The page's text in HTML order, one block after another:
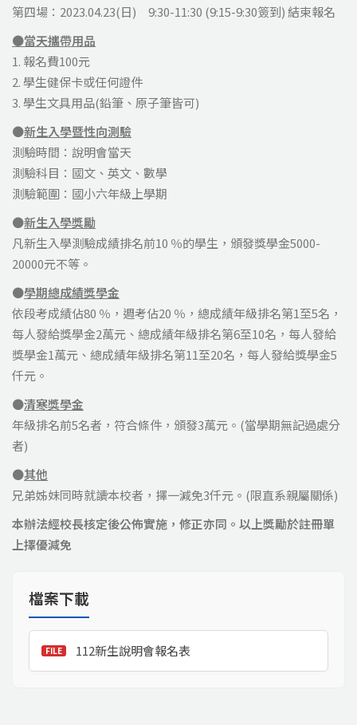
第四場：2023.04.23(日) 9:30-11:30 (9:15-9:30簽到) 結束報名
●當天攜帶用品
1. 報名費100元
2.學生健保卡或任何證件
3.學生文具用品(鉛筆、原子筆皆可)
●新生入學暨性向測驗
測驗時間：說明會當天
測驗科目：國文、英文、數學
測驗範圍：國小六年級上學期
●新生入學獎勵
凡新生入學測驗成績排名前10 ％的學生，頒發獎學金5000-
20000元不等。
●學期總成績獎學金
依段考成績佔80 ％，週考佔20 ％，總成績年級排名第1至5名，
每人發給獎學金2萬元、總成績年級排名第6至10名，每人發給
獎學金1萬元、總成績年級排名第11至20名，每人發給獎學金5
仟元。
●清寒獎學金
年級排名前5名者，符合條件，頒發3萬元。(當學期無記過處分
者)
●其他
兄弟姊妹同時就讀本校者，擇一減免3仟元。(限直系親屬關係)
本辦法經校長核定後公佈實施，修正亦同。以上獎勵於註冊單
上擇優減免
檔案下載
112新生說明會報名表